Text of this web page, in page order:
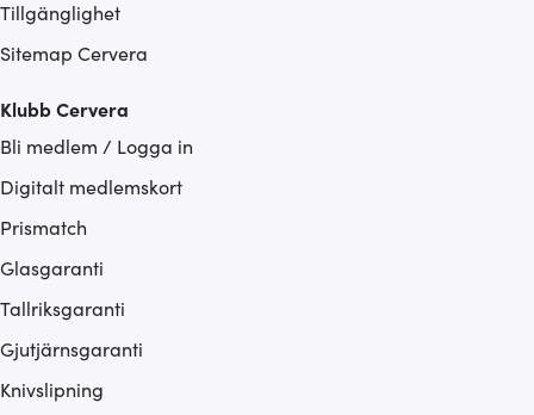
Tillgänglighet
Sitemap Cervera
Klubb Cervera
Bli medlem / Logga in
Digitalt medlemskort
Prismatch
Glasgaranti
Tallriksgaranti
Gjutjärnsgaranti
Knivslipning